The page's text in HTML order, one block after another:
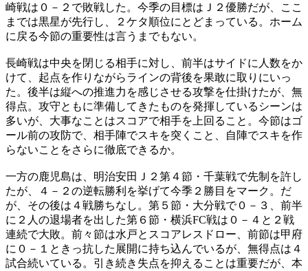
崎戦は０－２で敗戦した。今季の目標はＪ２優勝だが、ここ
までは黒星が先行し、２ケタ順位にとどまっている。ホーム
に戻る今節の重要性は言うまでもない。
長崎戦は中央を閉じる相手に対し、前半はサイドに人数をか
けて、起点を作りながらラインの背後を果敢に取りにいっ
た。後半は縦への推進力を感じさせる攻撃を仕掛けたが、無
得点。攻守ともに準備してきたものを発揮しているシーンは
多いが、大事なことはスコアで相手を上回ること。今節はゴ
ール前の攻防で、相手陣でスキを突くこと、自陣でスキを作
らないことをさらに徹底できるか。
一方の鹿児島は、明治安田Ｊ２第４節・千葉戦で先制を許し
たが、４－２の逆転勝利を挙げて今季２勝目をマーク。だ
が、その後は４戦勝ちなし。第５節・大分戦で０－３、前半
に２人の退場者を出した第６節・横浜FC戦は０－４と２戦
連続で大敗。前々節は水戸とスコアレスドロー、前節は甲府
に０－１ときっ抗した展開に持ち込んでいるが、無得点は４
試合続いている。引き続き失点を抑えることは重要だが、本